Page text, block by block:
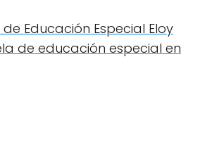
Educación Especial Eloy
de educación especial en